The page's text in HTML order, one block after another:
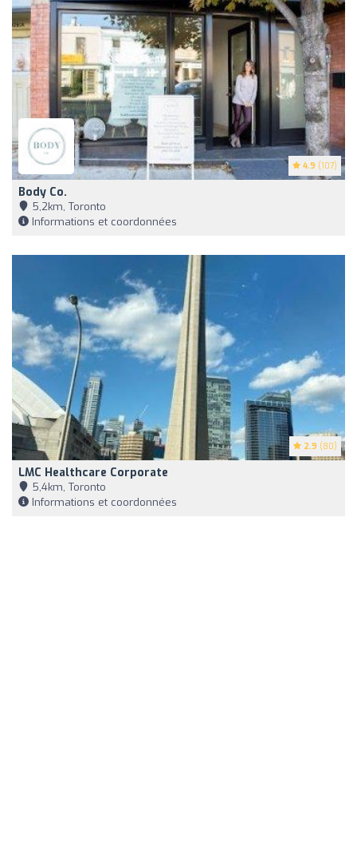
4.9 (107)
Body Co.
5,2km, Toronto
Informations et coordonnées
2.9 (80)
LMC Healthcare Corporate
5,4km, Toronto
Informations et coordonnées